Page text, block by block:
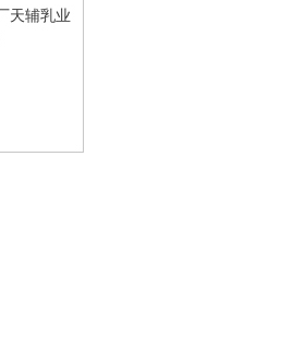
天辅乳业